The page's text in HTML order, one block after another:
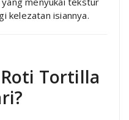
kelezatan isiannya.
Tortilla